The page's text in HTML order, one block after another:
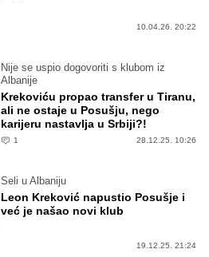
10.04.26. 20:22
Nije se uspio dogovoriti s klubom iz
Albanije
Krekoviću propao transfer u Tiranu,
ali ne ostaje u Posušju, nego
karijeru nastavlja u Srbiji?!
1 28.12.25. 10:26
Seli u Albaniju
Leon Kreković napustio Posušje i
već je našao novi klub
19.12.25. 21:24